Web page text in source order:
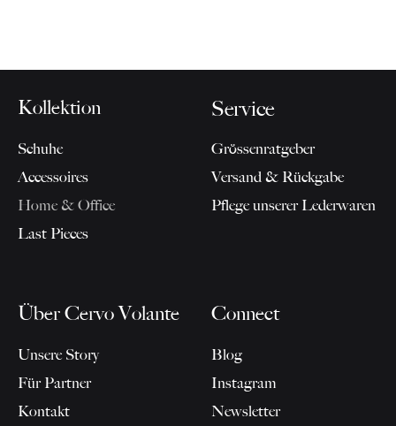
Kollektion
Schuhe
Accessoires
Home & Office
Last Pieces
Service
Grössenratgeber
Versand & Rückgabe
Pflege unserer Lederwaren
Über Cervo Volante
Unsere Story
Für Partner
Kontakt
Connect
Blog
Instagram
Newsletter